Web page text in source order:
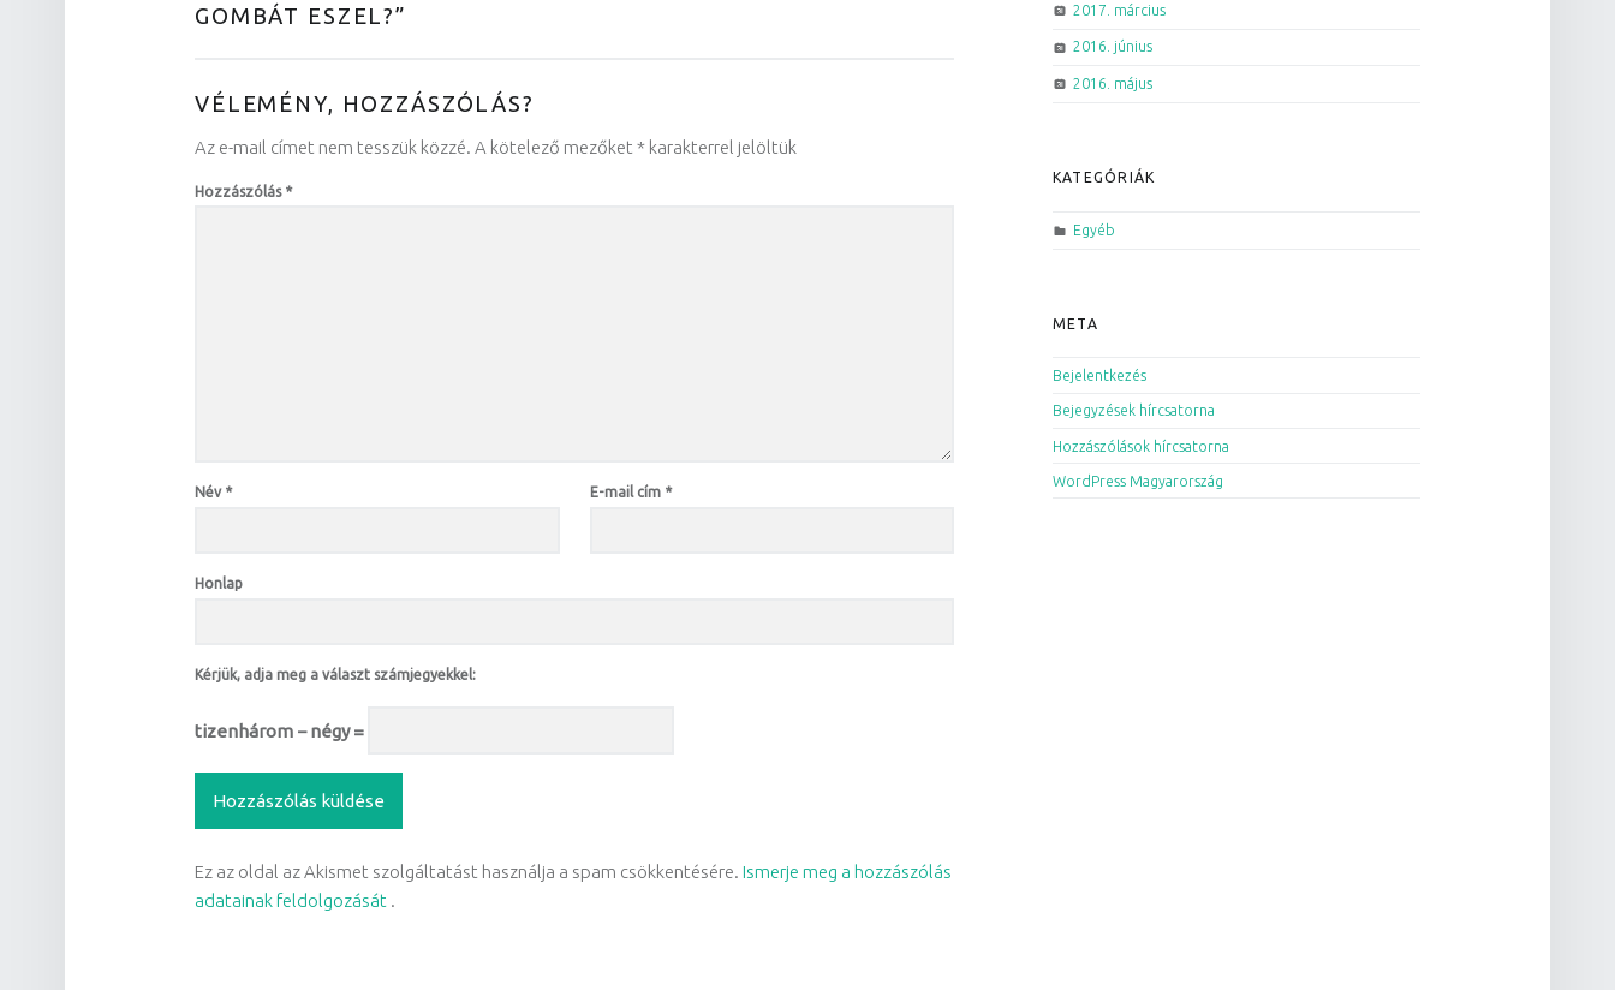
GOMBÁT ESZEL?”
VÉLEMÉNY, HOZZÁSZÓLÁS?
Az e-mail címet nem tesszük közzé. A kötelező mezőket * karakterrel jelöltük
Hozzászólás *
Név * E-mail cím *
Honlap
Kérjük, adja meg a választ számjegyekkel:
tizenhárom − négy =
Ez az oldal az Akismet szolgáltatást használja a spam csökkentésére. Ismerje meg a hozzászólás
adatainak feldolgozását .
2017. március
2016. június
2016. május
KATEGÓRIÁK
Egyéb
META
Bejelentkezés
Bejegyzések hírcsatorna
Hozzászólások hírcsatorna
WordPress Magyarország